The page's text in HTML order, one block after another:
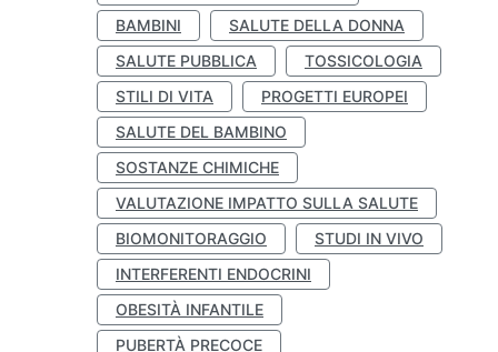
BAMBINI
SALUTE DELLA DONNA
SALUTE PUBBLICA
TOSSICOLOGIA
STILI DI VITA
PROGETTI EUROPEI
SALUTE DEL BAMBINO
SOSTANZE CHIMICHE
VALUTAZIONE IMPATTO SULLA SALUTE
BIOMONITORAGGIO
STUDI IN VIVO
INTERFERENTI ENDOCRINI
OBESITÀ INFANTILE
PUBERTÀ PRECOCE